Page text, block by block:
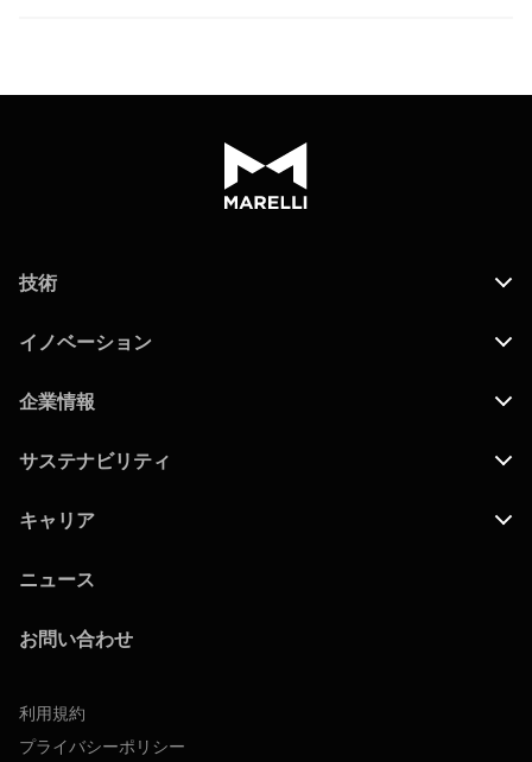
技術
イノベーション
企業情報
サステナビリティ
キャリア
ニュース
お問い合わせ
利用規約
プライバシーポリシー